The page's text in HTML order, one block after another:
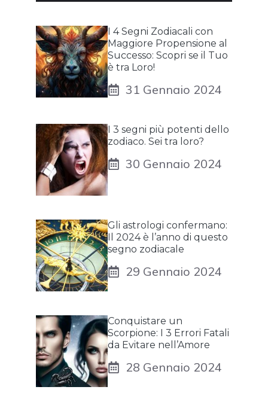
I 4 Segni Zodiacali con
Maggiore Propensione al
Successo: Scopri se il Tuo
è tra Loro!
31 Gennaio 2024
I 3 segni più potenti dello
zodiaco. Sei tra loro?
30 Gennaio 2024
Gli astrologi confermano:
Il 2024 è l’anno di questo
segno zodiacale
29 Gennaio 2024
Conquistare un
Scorpione: I 3 Errori Fatali
da Evitare nell’Amore
28 Gennaio 2024